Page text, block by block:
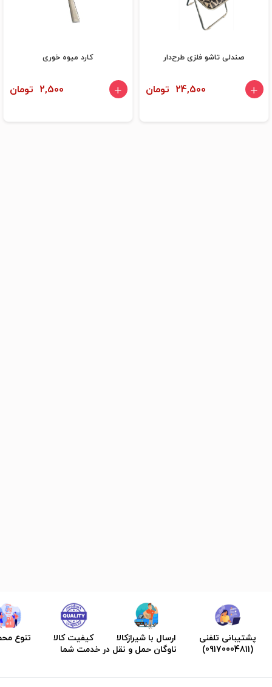
صندلی تاشو فلزی طرح‌دار
24,500 تومان
کارد میوه خوری
2,500 تومان
پشتیبانی تلفنی
(09170004811)
ارسال با شیرازکالا
ناوگان حمل و نقل در خدمت شما
کیفیت کالا تنوع